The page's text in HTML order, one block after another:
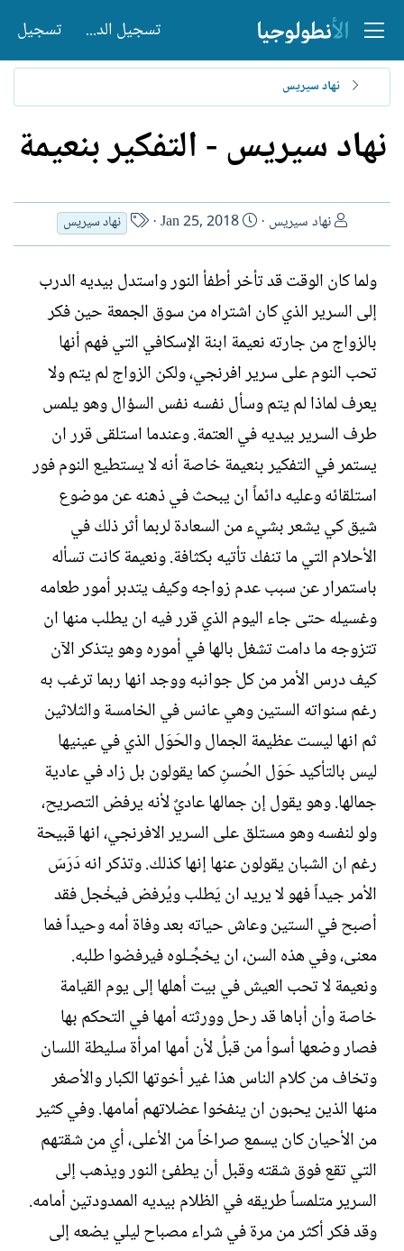
تسجيل الدخول تسجيل
نهاد سيريس
نهاد سيريس - التفكير بنعيمة
ا
ل
ا
ت
نهاد سيريس
ت
ا
ي
خ
ا
ل
إ
ن
ش
ا
ء
Jan 25, 2018
ا
س
ا
ل
ا
ت
ب
نهاد سيريس
ولما كان الوقت قد تأخر أطفأ النور واستدل بيديه الدرب
إلى السرير الذي كان اشتراه من سوق الجمعة حين فكر
بالزواج من جارته نعيمة ابنة الإسكافي التي فهم أنها
تحب النوم على سرير افرنجي، ولكن الزواج لم يتم ولا
يعرف لماذا لم يتم وسأل نفسه نفس السؤال وهو يلمس
طرف السرير بيديه في العتمة. وعندما استلقى قرر ان
يستمر في التفكير بنعيمة خاصة أنه لا يستطيع النوم فور
استلقائه وعليه دائماً ان يبحث في ذهنه عن موضوع
شيق كي يشعر بشيء من السعادة لربما أثر ذلك في
الأحلام التي ما تنفك تأتيه بكثافة. ونعيمة كانت تسأله
باستمرار عن سبب عدم زواجه وكيف يتدبر أمور طعامه
وغسيله حتى جاء اليوم الذي قرر فيه ان يطلب منها ان
تتزوجه ما دامت تشغل بالها في أموره وهو يتذكر الآن
كيف درس الأمر من كل جوانبه ووجد انها ربما ترغب به
رغم سنواته الستين وهي عانس في الخامسة والثلاثين
ثم انها ليست عظيمة الجمال والحَوَل الذي في عينيها
ليس بالتأكيد حَوَل الحُسنِ كما يقولون بل زاد في عادية
جمالها. وهو يقول إن جمالها عاديٌ لأنه يرفض التصريح،
ولو لنفسه وهو مستلق على السرير الافرنجي، انها قبيحة
رغم ان الشبان يقولون عنها إنها كذلك. وتذكر انه دَرَسَ
الأمر جيداً فهو لا يريد ان يَطلب ويُرفض فيخْجل فقد
أصبح في الستين وعاش حياته بعد وفاة أمه وحيداً فما
معنى، وفي هذه السن، ان يخجِّـلوه فيرفضوا طلبه.
ونعيمة لا تحب العيش في بيت أهلها إلى يوم القيامة
خاصة وأن أباها قد رحل وورثته أمها في التحكم بها
فصار وضعها أسوأ من قبلُ لأن أمها امرأة سليطة اللسان
وتخاف من كلام الناس هذا غير أخوتها الكبار والأصغر
منها الذين يحبون ان ينفخوا عضلاتهم أمامها. وفي كثير
من الأحيان كان يسمع صراخاً من الأعلى، أي من شقتهم
التي تقع فوق شقته وقبل أن يطفئ النور ويذهب إلى
السرير متلمساً طريقه في الظلام بيديه الممدودتين أمامه.
وقد فكر أكثر من مرة في شراء مصباح ليلي يضعه إلى